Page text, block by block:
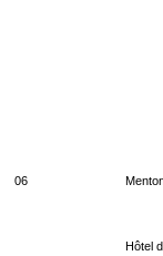
06
Hôtel